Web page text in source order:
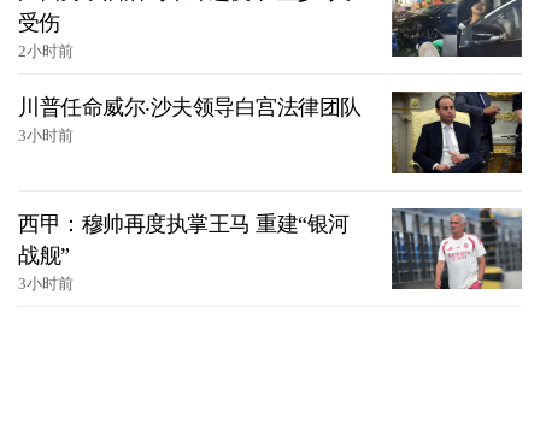
受伤
2小时前
川普任命威尔‧沙夫领导白宫法律团队
3小时前
西甲：穆帅再度执掌王马 重建“银河
战舰”
3小时前